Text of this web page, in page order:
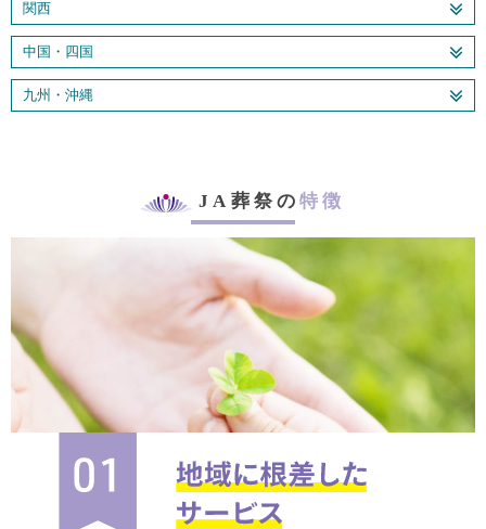
関西
中国・四国
九州・沖縄
JA葬祭の特徴